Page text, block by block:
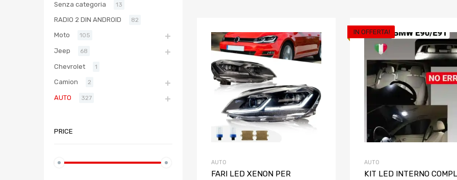
Aggiungi ai preferiti
Aggiungi al confronto
AUTO
FARI LED XENON PER
IN OFFERTA!
AUTO
KIT LED INTERNO
Senza categoria 13
RADIO 2 DIN ANDROID 82
Moto 105
Jeep 68
Chevrolet 1
Camion 2
AUTO 327
PRICE